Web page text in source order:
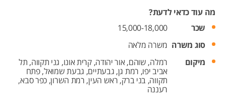
מה עוד כדאי לדעת?
שכר
15,000-18,000
סוג משרה משרה מלאה
מיקום
רמלה, שוהם,אור יהודה,קרית אונו, גני תקווה, תל
אביב יפו, רמת גן, גבעתיים, גבעת שמואל,פתח
תקווה, בני ברק, ראש העין, רמת השרון, כפר סבא,
רעננה